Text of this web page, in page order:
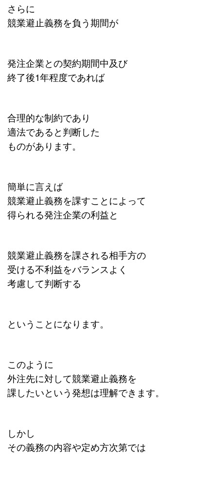
さらに
競業避止義務を負う期間が
発注企業との契約期間中及び
終了後1年程度であれば
合理的な制約であり
適法であると判断した
ものがあります。
簡単に言えば
競業避止義務を課すことによって
得られる発注企業の利益と
競業避止義務を課される相手方の
受ける不利益をバランスよく
考慮して判断する
ということになります。
このように
外注先に対して競業避止義務を
課したいという発想は理解できます。
しかし
その義務の内容や定め方次第では